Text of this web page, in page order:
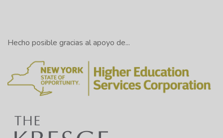
Hecho posible gracias al apoyo de...